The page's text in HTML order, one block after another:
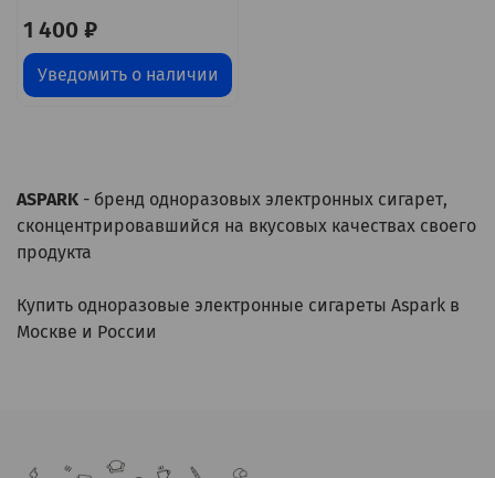
1 400 ₽
Уведомить о наличии
ASPARK - бренд одноразовых электронных сигарет,
сконцентрировавшийся на вкусовых качествах своего
продукта
Купить одноразовые электронные сигареты Aspark в
Москве и России